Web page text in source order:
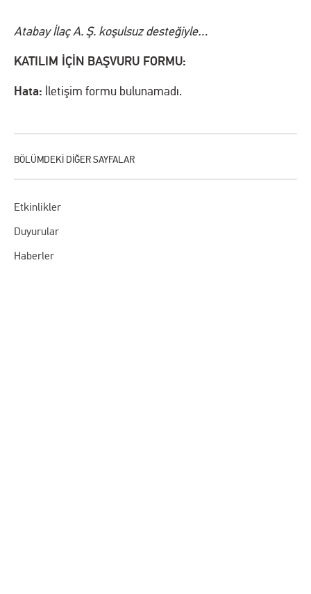
Etkinlikler
Duyurular
Haberler
Atabay İlaç A. Ş. koşulsuz desteğiyle…
KATILIM İÇİN BAŞVURU FORMU:
Hata: İletişim formu bulunamadı.